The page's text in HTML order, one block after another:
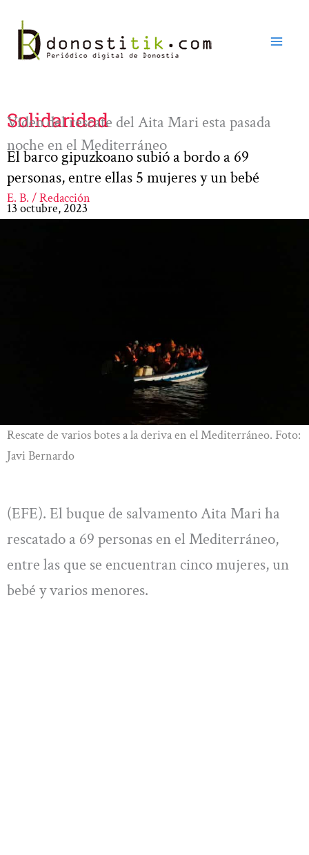
contenido
Solidaridad
Vídeo del rescate del Aita Mari esta pasada
noche en el Mediterráneo
El barco gipuzkoano subió a bordo a 69
personas, entre ellas 5 mujeres y un bebé
E. B. / Redacción
13 octubre, 2023
Rescate de varios botes a la deriva en el Mediterráneo. Foto:
Javi Bernardo
(EFE). El buque de salvamento Aita Mari ha
rescatado a 69 personas en el Mediterráneo,
entre las que se encuentran cinco mujeres, un
bebé y varios menores.